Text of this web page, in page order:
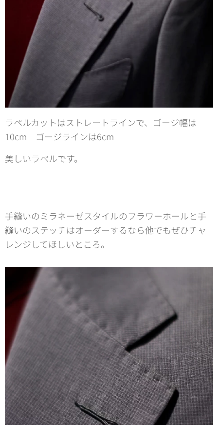
ラペルカットはストレートラインで、ゴージ幅は
10cm ゴージラインは6cm
美しいラペルです。
手縫いのミラネーゼスタイルのフラワーホールと手
縫いのステッチはオーダーするなら他でもぜひチャ
レンジしてほしいところ。